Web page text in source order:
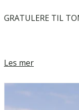
GRATULERE TIL
Les mer